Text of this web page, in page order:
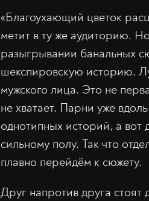
«Благоухающий цветок
метит в ту же аудиторию.
разыгрывании банальных
шекспировскую историю.
мужского лица. Это не
не хватает. Парни уже
однотипных историй, а вот
сильному полу. Так что
плавно перейдём к сюжету.
Друг напротив друга